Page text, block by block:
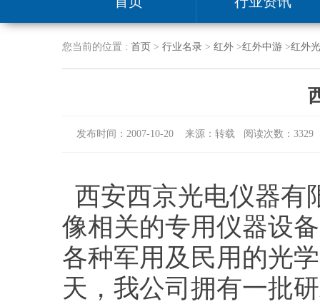
您当前的位置 : 首页 > 行业名录> 红外>红外中游>红外
发布时间：2007-10-20 来源：转载 阅读次数：3329
西安西京光电仪器有
像相关的专用仪器设
各种军用及民用的光
天，我公司拥有一批